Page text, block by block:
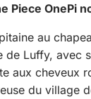
Piece OnePi
au
de Luffy, avec
aux cheveux
du village